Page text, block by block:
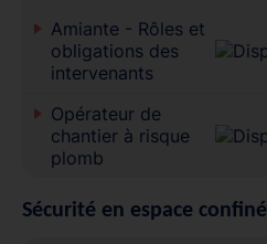
Amiante - Rôles et
obligations des
intervenants
Opérateur de
chantier à risque
plomb
Sécurité en espace confiné